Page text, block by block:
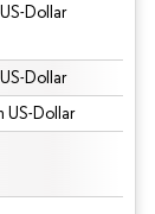
Dollar
Dollar
US-Dollar